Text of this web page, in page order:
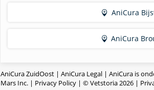
AniCura
AniCura
AniCura ZuidOost | AniCura Legal | AniCura is
Mars Inc. | Privacy Policy | ©Vetstoria2026 |